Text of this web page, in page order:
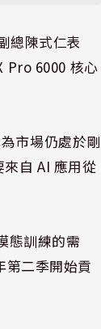
總陳式仁表
Pro 6000 核心
市場仍處於剛
自 AI 應用從
態訓練的需
第二季開始貢